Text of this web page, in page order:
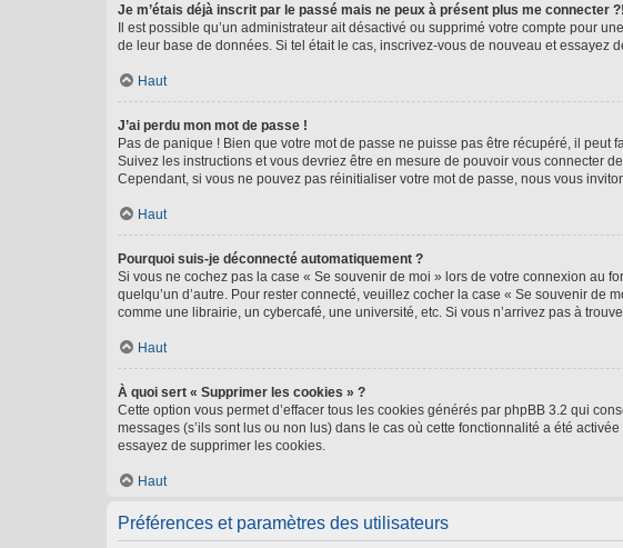
Je m’étais déjà inscrit par le passé mais ne peux à présent plus me connecter ?!
Il est possible qu’un administrateur ait désactivé ou supprimé votre compte pour
de leur base de données. Si tel était le cas, inscrivez-vous de nouveau et essayez
Haut
J’ai perdu mon mot de passe !
Pas de panique ! Bien que votre mot de passe ne puisse pas être récupéré, il
Suivez les instructions et vous devriez être en mesure de pouvoir vous connecter
Cependant, si vous ne pouvez pas réinitialiser votre mot de passe, nous vous
Haut
Pourquoi suis-je déconnecté automatiquement ?
Si vous ne cochez pas la case « Se souvenir de moi » lors de votre connexion au
quelqu’un d’autre. Pour rester connecté, veuillez cocher la case « Se souvenir
comme une librairie, un cybercafé, une université, etc. Si vous n’arrivez pas à
Haut
À quoi sert « Supprimer les cookies » ?
Cette option vous permet d’effacer tous les cookies générés par phpBB 3.2 qui
messages (s’ils sont lus ou non lus) dans le cas où cette fonctionnalité a été
essayez de supprimer les cookies.
Haut
Préférences et paramètres des utilisateurs